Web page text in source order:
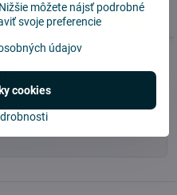
Do košíka
môžete nájsť podrobné
svoje preferencie
údajov
cookies